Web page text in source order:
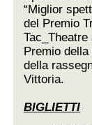
“Miglior
del Premio
Tac_Theatre
Premio
della
Vittoria.
BIGLIETTI